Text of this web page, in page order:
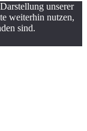
unserer
weiterhin nutzen,
sind.